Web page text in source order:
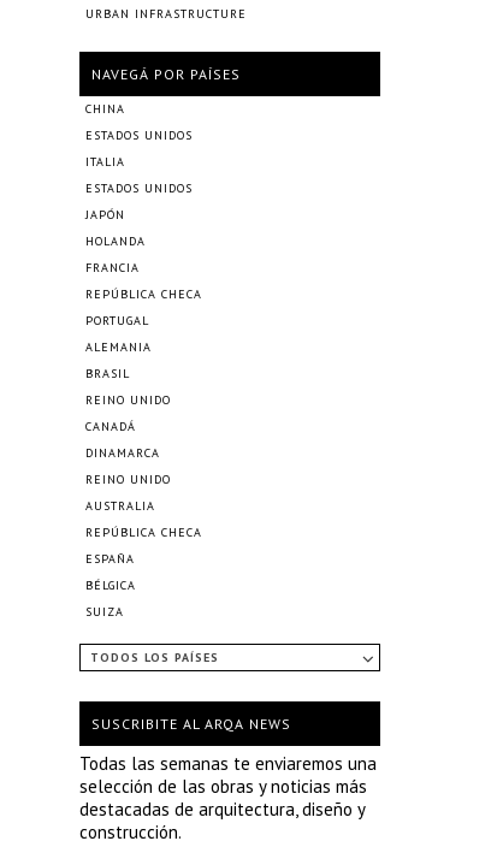
URBAN INFRASTRUCTURE
NAVEGÁ POR PAÍSES
CHINA
ESTADOS UNIDOS
ITALIA
ESTADOS UNIDOS
JAPÓN
HOLANDA
FRANCIA
REPÚBLICA CHECA
PORTUGAL
ALEMANIA
BRASIL
REINO UNIDO
CANADÁ
DINAMARCA
REINO UNIDO
AUSTRALIA
REPÚBLICA CHECA
ESPAÑA
BÉLGICA
SUIZA
TODOS LOS PAÍSES
SUSCRIBITE AL ARQA NEWS
Todas las semanas te enviaremos una
selección de las obras y noticias más
destacadas de arquitectura, diseño y
construcción.